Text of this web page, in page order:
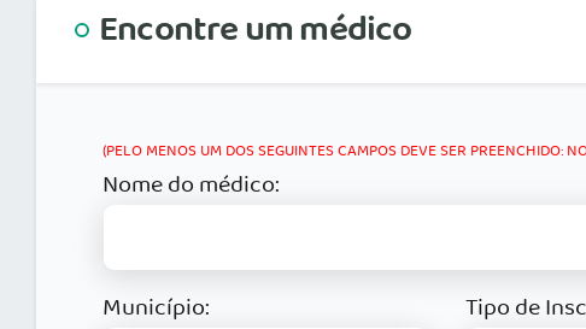
Encontre um médico
(PELO MENOS UM DOS SEGUINTES CAMPOS DEVE SER PREENCHIDO:
Nome do médico:
Município: Tipo de